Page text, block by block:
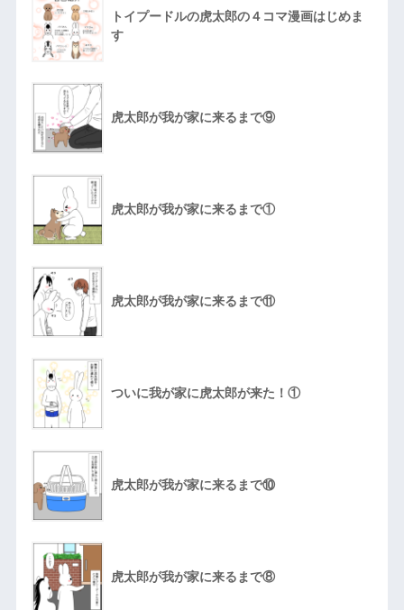
トイプードルの虎太郎の４コマ漫画はじめま
す
虎太郎が我が家に来るまで⑨
虎太郎が我が家に来るまで①
虎太郎が我が家に来るまで⑪
ついに我が家に虎太郎が来た！①
虎太郎が我が家に来るまで⑩
虎太郎が我が家に来るまで⑧